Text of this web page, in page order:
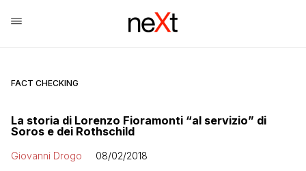
FACT CHECKING
La storia di Lorenzo Fioramonti “al servizio” di
Soros e dei Rothschild
Giovanni Drogo 08/02/2018